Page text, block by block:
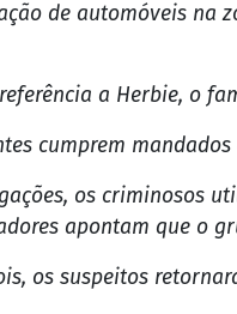
de automóveis na
a Herbie, o
cumprem
os criminosos
apontam que o
os suspeitos